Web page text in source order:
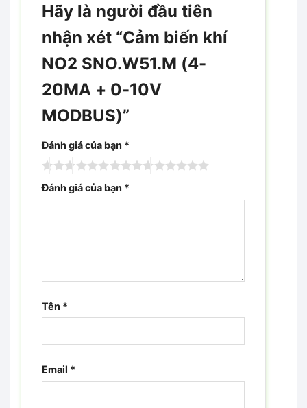
Hãy là người đầu tiên
nhận xét “Cảm biến khí
NO2 SNO.W51.M (4-
20MA + 0-10V
MODBUS)”
Đánh giá của bạn *
Đánh giá của bạn *
Tên *
Email *